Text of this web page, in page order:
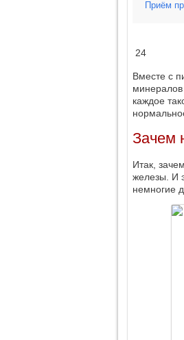
Приём
24
Вместе с
каждое
Зачем
Итак,
железы. И
немногие